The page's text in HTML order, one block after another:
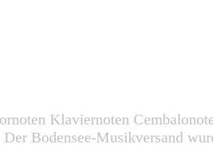
Klaviernoten
Bodensee-Musikversand